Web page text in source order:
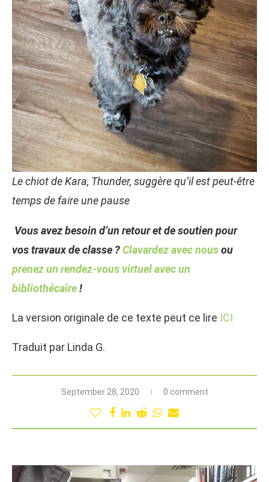
Le chiot de Kara, Thunder, suggère qu’il est peut-être
temps de faire une pause
Vous avez besoin d’un retour et de soutien pour
vos travaux de classe ?Clavardez avec nousou
prenez un rendez-vous virtuel avec un
bibliothécaire!
La version originale de ce texte peut ce lire ICI
Traduit par Linda G.
September 28, 2020 0 comment